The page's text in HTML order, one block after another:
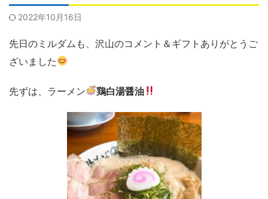
2022年10月16日
先日のミルダムも、沢山のコメント＆ギフトありがとうご
ざいました
先ずは、ラーメン 鶏白湯醤油